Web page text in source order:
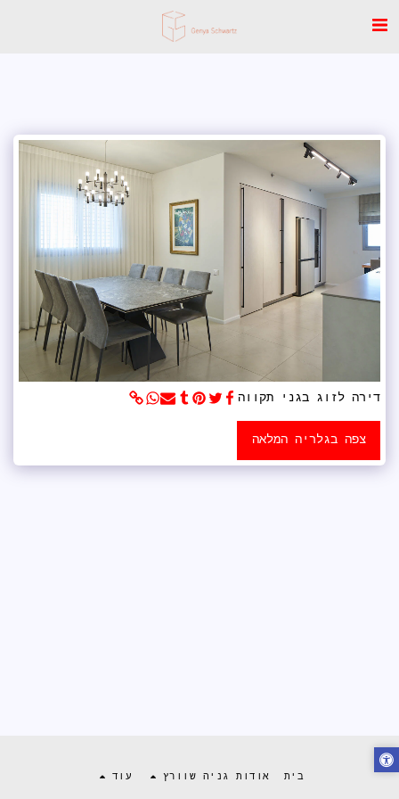
דירה לזוג בגני תקווה
צפה בגלריה המלאה
בית אודות גניה שוורץ עוד